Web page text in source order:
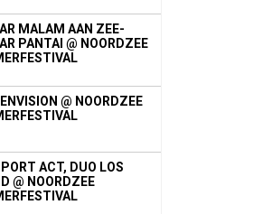
MALAM AAN ZEE-
PANTAI @ NOORDZEE
@ NOORDZEE
ACT, DUO LOS
@ NOORDZEE